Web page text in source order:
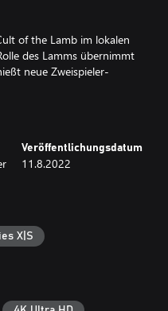
of the Lamb im lokalen
des Lamms übernimmt
neue Zweispieler-
Waffen, Tarotkarten,
Herde vielfältiger,
denn je machen. Anhänger
brechenden
dem Trauma einer
ist nur eine winzige
Veröffentlichungsdatum
11.8.2022
X|S